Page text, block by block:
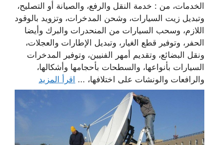
الخدمات، من : خدمة النقل والرفع، والصيانة أو التصليح،
وتبديل زيت السيارات، وشحن المدخرات، وتزويد بالوقود
اللازم، وسحب السيارات من المنحدرات والبرك وأيضا
الحفر، وتوفير قطع الغيار، وتبديل الإطارات والعجلات،
ونقل البضائع، وتقديم أمهر الفنيين، وتوفير المدخرات
السيارات بأنواعها، والسطحات بأحجامها وأشكالها،
والرافعات والونشات على اختلافها، ... اقرأ المزيد